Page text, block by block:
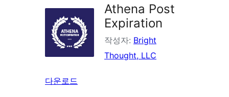
Athena Post
Expiration
작성자: Bright
Thought, LLC
다운로드